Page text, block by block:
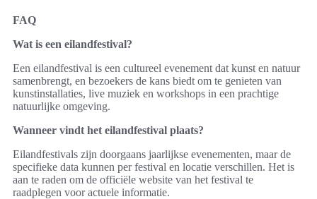
FAQ
Wat is een eilandfestival?
Een eilandfestival is een cultureel evenement dat kunst en natuur
samenbrengt, en bezoekers de kans biedt om te genieten van
kunstinstallaties, live muziek en workshops in een prachtige
natuurlijke omgeving.
Wanneer vindt het eilandfestival plaats?
Eilandfestivals zijn doorgaans jaarlijkse evenementen, maar de
specifieke data kunnen per festival en locatie verschillen. Het is
aan te raden om de officiële website van het festival te
raadplegen voor actuele informatie.